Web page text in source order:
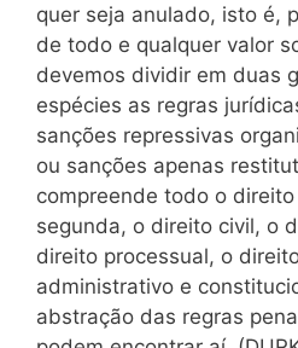
quer seja anulado, isto é,
de todo e qualquer valor
devemos dividir em duas
espécies as regras
sanções repressivas
ou sanções apenas
compreende todo o direito
segunda, o direito civil, o
direito processual, o
administrativo e
abstração das regras